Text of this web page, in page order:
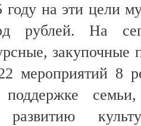
на эти цели
рублей. На
закупочные
мероприятий 8